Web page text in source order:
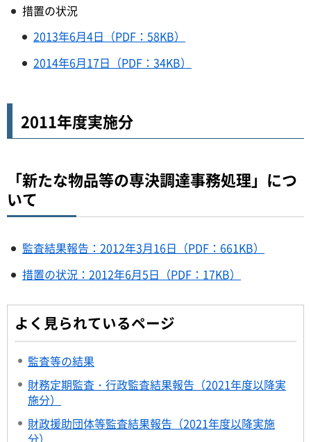
措置の状況
2013年6月4日（PDF：58KB）
2014年6月17日（PDF：34KB）
2011年度実施分
「新たな物品等の専決調達事務処理」につ
いて
監査結果報告：2012年3月16日（PDF：661KB）
措置の状況：2012年6月5日（PDF：17KB）
よく見られているページ
監査等の結果
財務定期監査・行政監査結果報告（2021年度以降実
施分）
財政援助団体等監査結果報告（2021年度以降実施
分）